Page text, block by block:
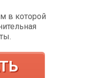
в которой